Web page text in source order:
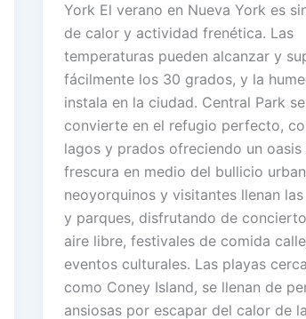
York El verano en Nueva York es
de calor y actividad frenética. Las
temperaturas pueden alcanzar y
fácilmente los 30 grados, y la
instala en la ciudad. Central Park se
convierte en el refugio perfecto,
lagos y prados ofreciendo un oasis
frescura en medio del bullicio
neoyorquinos y visitantes llenan
y parques, disfrutando de
aire libre, festivales de comida
eventos culturales. Las playas
como Coney Island, se llenan de
ansiosas por escapar del calor de la